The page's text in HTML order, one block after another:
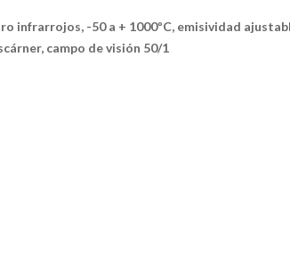
infrarrojos, -50 a + 1000ºC, emisividad
campo de visión 50/1